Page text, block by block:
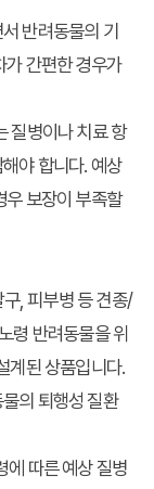
반려동물의 기
가 간편한 경우가
질병이나 치료 항
야 합니다. 예상
우 보장이 부족할
, 피부병 등 견종/
령 반려동물을 위
계된 상품입니다.
의 퇴행성 질환
에 따른 예상 질병